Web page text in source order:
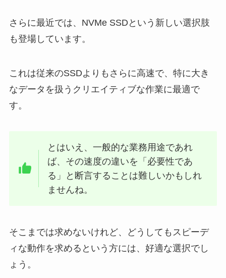
さらに最近では、NVMe SSDという新しい選択肢
も登場しています。
これは従来のSSDよりもさらに高速で、特に大き
なデータを扱うクリエイティブな作業に最適で
す。
とはいえ、一般的な業務用途であれ
ば、その速度の違いを「必要性であ
る」と断言することは難しいかもしれ
ませんね。
そこまでは求めないけれど、どうしてもスピーデ
ィな動作を求めるという方には、好適な選択でし
ょう。